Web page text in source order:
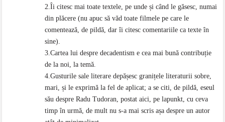
2.Îi citesc mai toate textele, pe unde și când le găsesc, numai
din plăcere (nu apuc să văd toate filmele pe care le
comentează, de pildă, dar îi citesc comentariile ca texte în
sine).
3.Cartea lui despre decadentism e cea mai bună contribuție
de la noi, la temă.
4.Gusturile sale literare depășesc granițele literaturii sobre,
mari, și le exprimă la fel de aplicat; a se citi, de pildă, eseul
său despre Radu Tudoran, postat aici, pe lapunkt, cu ceva
timp în urmă, de mult nu s-a mai scris așa despre un autor